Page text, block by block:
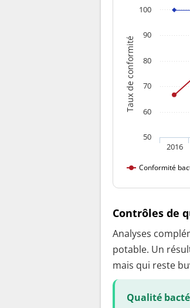
Taux de conformité
Conformité
2016
50
60
70
80
90
100
Contrôles de
Analyses
potable. Un
mais qui reste
Qualité